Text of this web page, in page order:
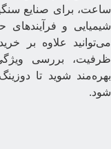
ساعت، برای صنایع
شیمیایی و
می‌توانید علاوه بر
ظرفیت، بررسی
بهره‌مند شوید تا
شود.